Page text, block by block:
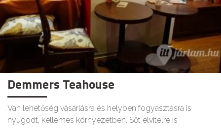
Demmers Teahouse
Van lehetőség vásárlásra és helyben fogyasztásra is
nyugodt, kellemes környezetben. Sőt elvitelre is